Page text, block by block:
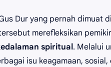
Dur yang pernah dimuat
merefleksikan
spiritual. Melalui
isu keagamaan,